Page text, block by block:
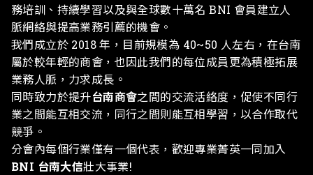
務培訓、持續學習以及與全球數十萬名 BNI 會員建立人
脈網絡與提高業務引薦的機會。
我們成立於 2018 年，目前規模為 40~50 人左右，在台南
屬於較年輕的商會，也因此我們的每位成員更為積極拓展
業務人脈，力求成長。
同時致力於提升台南商會之間的交流活絡度，促使不同行
業之間能互相交流，同行之間則能互相學習，以合作取代
競爭。
分會內每個行業僅有一個代表，歡迎專業菁英一同加入
BNI 台南大信壯大事業!